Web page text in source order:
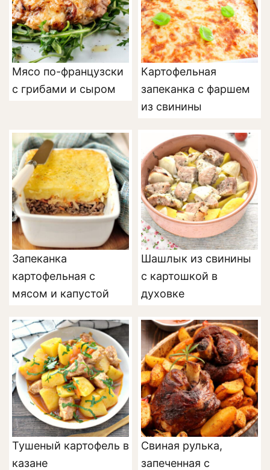
Мясо по-французски
с грибами и сыром
Картофельная
запеканка с фаршем
из свинины
Запеканка
картофельная с
мясом и капустой
Шашлык из свинины
с картошкой в
духовке
Тушеный картофель в
казане
Свиная рулька,
запеченная с